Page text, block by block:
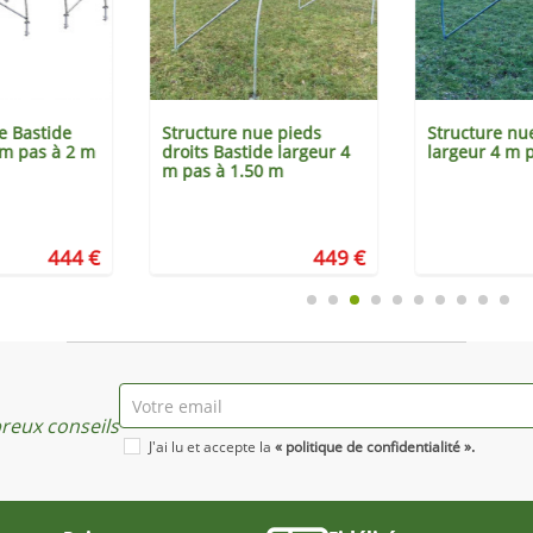
Bastide
pas à 2 m
444 €
Structure nue pieds
droits Bastide largeur 4
m pas à 1.50 m
449 €
Structure
largeur 4 m
conseils
J'ai lu et accepte la « politique de confidentialité ».